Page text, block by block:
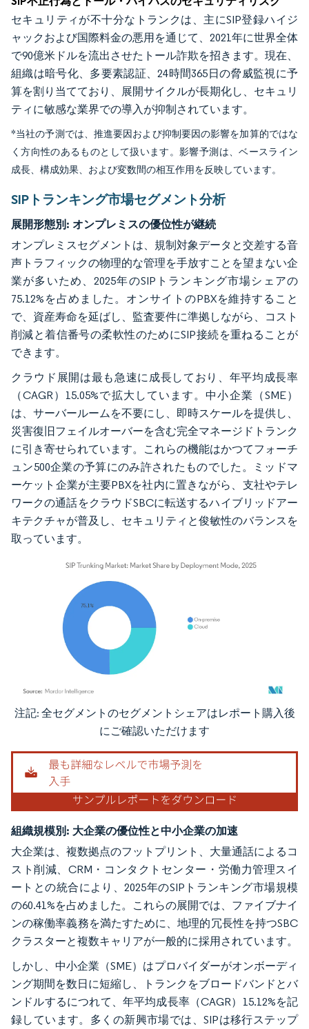
セキュリティが不十分なトランクは、主にSIP登録ハイジ
ャックおよび国際料金の悪用を通じて、2021年に世界全体
で90億米ドルを流出させたトール詐欺を招きます。現在、
組織は暗号化、多要素認証、24時間365日の脅威監視に予
算を割り当てており、展開サイクルが長期化し、セキュリ
ティに敏感な業界での導入が抑制されています。
*当社の予測では、推進要因および抑制要因の影響を加算的ではな
く方向性のあるものとして扱います。影響予測は、ベースライン
成長、構成効果、および変数間の相互作用を反映しています。
SIPトランキング市場セグメント分析
展開形態別: オンプレミスの優位性が継続
オンプレミスセグメントは、規制対象データと交差する音
声トラフィックの物理的な管理を手放すことを望まない企
業が多いため、2025年のSIPトランキング市場シェアの
75.12%を占めました。オンサイトのPBXを維持すること
で、資産寿命を延ばし、監査要件に準拠しながら、コスト
削減と着信番号の柔軟性のためにSIP接続を重ねることが
できます。
クラウド展開は最も急速に成長しており、年平均成長率
（CAGR）15.05%で拡大しています。中小企業（SME）
は、サーバールームを不要にし、即時スケールを提供し、
災害復旧フェイルオーバーを含む完全マネージドトランク
に引き寄せられています。これらの機能はかつてフォーチ
ュン500企業の予算にのみ許されたものでした。ミッドマ
ーケット企業が主要PBXを社内に置きながら、支社やテレ
ワークの通話をクラウドSBCに転送するハイブリッドアー
キテクチャが普及し、セキュリティと俊敏性のバランスを
取っています。
画像 © Mordor Intelligence。再利用にはCC BY 4.0の表示が必要です。
注記: 全セグメントのセグメントシェアはレポート購入後
にご確認いただけます
組織規模別: 大企業の優位性と中小企業の加速
大企業は、複数拠点のフットプリント、大量通話によるコ
スト削減、CRM・コンタクトセンター・労働力管理スイ
ートとの統合により、2025年のSIPトランキング市場規模
の60.41%を占めました。これらの展開では、ファイブナイ
ンの稼働率義務を満たすために、地理的冗長性を持つSBC
クラスターと複数キャリアが一般的に採用されています。
しかし、中小企業（SME）はプロバイダーがオンボーディ
ング期間を数日に短縮し、トランクをブロードバンドとバ
ンドルするにつれて、年平均成長率（CAGR）15.12%を記
録しています。多くの新興市場では、SIPは移行ステップ